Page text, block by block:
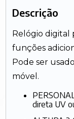
Descrição
Relógio digital
funções
Pode ser
móvel.
PERSONALIZAÇÃO DISPONÍVEL: impressão
direta UV